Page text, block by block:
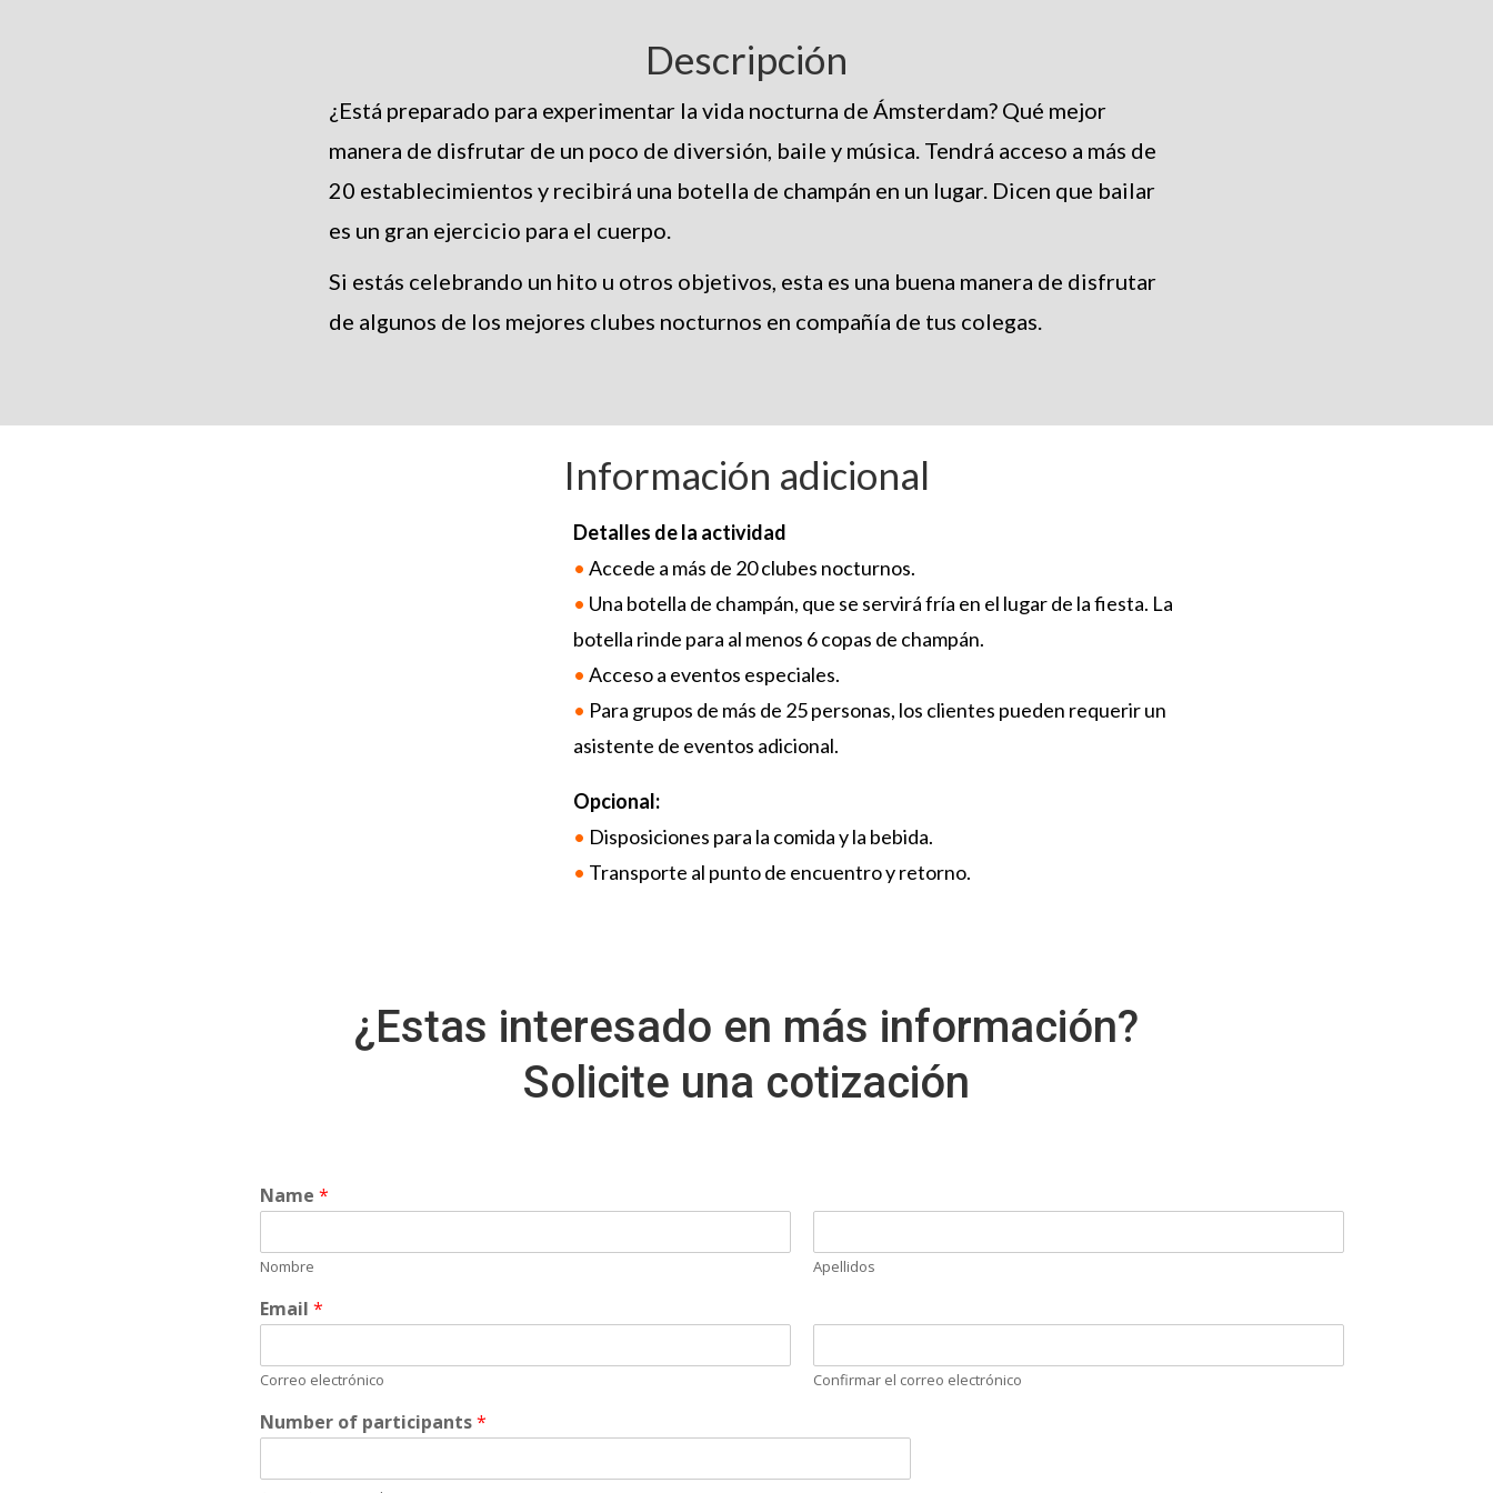
Descripción
¿Está preparado para experimentar la vida nocturna de Ámsterdam? Qué mejor
manera de disfrutar de un poco de diversión, baile y música. Tendrá acceso a más de
20 establecimientos y recibirá una botella de champán en un lugar. Dicen que bailar
es un gran ejercicio para el cuerpo.
Si estás celebrando un hito u otros objetivos, esta es una buena manera de disfrutar
de algunos de los mejores clubes nocturnos en compañía de tus colegas.
Información adicional
Detalles de la actividad
• Accede a más de 20 clubes nocturnos.
• Una botella de champán, que se servirá fría en el lugar de la fiesta. La
botella rinde para al menos 6 copas de champán.
• Acceso a eventos especiales.
• Para grupos de más de 25 personas, los clientes pueden requerir un
asistente de eventos adicional.
Opcional:
• Disposiciones para la comida y la bebida.
• Transporte al punto de encuentro y retorno.
¿Estas interesado en más información?
Solicite una cotización
Name*
Nombre Apellidos
Email*
Correo electrónico Confirmar el correo electrónico
Number of participants*